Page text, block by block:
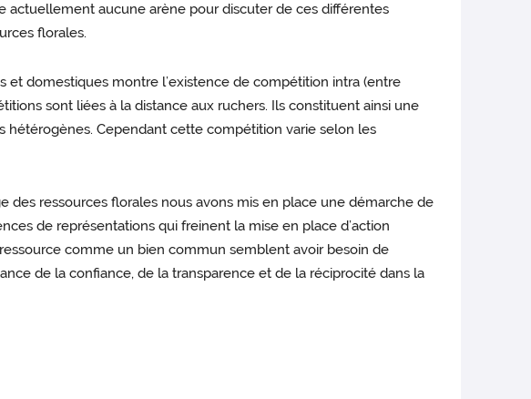
actuellement aucune arène pour discuter de ces différentes
florales.
domestiques montre l’existence de compétition intra (entre
sont liées à la distance aux ruchers. Ils constituent ainsi une
hétérogènes. Cependant cette compétition varie selon les
des ressources florales nous avons mis en place une démarche de
de représentations qui freinent la mise en place d’action
comme un bien commun semblent avoir besoin de
de la confiance, de la transparence et de la réciprocité dans la